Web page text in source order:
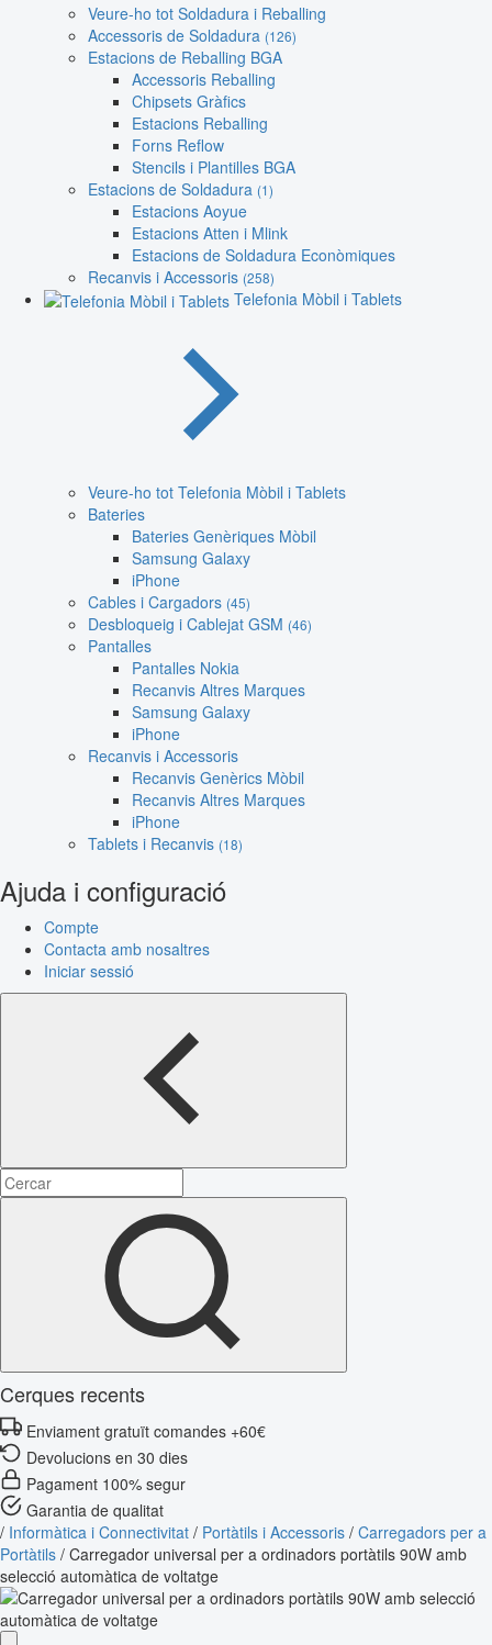
Veure-ho tot Soldadura i Reballing
Accessoris de Soldadura (126)
Estacions de Reballing BGA
Accessoris Reballing
Chipsets Gràfics
Estacions Reballing
Forns Reflow
Stencils i Plantilles BGA
Estacions de Soldadura (1)
Estacions Aoyue
Estacions Atten i Mlink
Estacions de Soldadura Econòmiques
Recanvis i Accessoris (258)
Telefonia Mòbil i Tablets
Veure-ho tot Telefonia Mòbil i Tablets
Bateries
Bateries Genèriques Mòbil
Samsung Galaxy
iPhone
Cables i Cargadors (45)
Desbloqueig i Cablejat GSM (46)
Pantalles
Pantalles Nokia
Recanvis Altres Marques
Samsung Galaxy
iPhone
Recanvis i Accessoris
Recanvis Genèrics Mòbil
Recanvis Altres Marques
iPhone
Tablets i Recanvis (18)
Ajuda i configuració
Compte
Contacta amb nosaltres
Iniciar sessió
Cerques recents
Enviament gratuït comandes +60€
Devolucions en 30 dies
Pagament 100% segur
Garantia de qualitat
/ Informàtica i Connectivitat / Portàtils i Accessoris / Carregadors per a
Portàtils / Carregador universal per a ordinadors portàtils 90W amb
selecció automàtica de voltatge